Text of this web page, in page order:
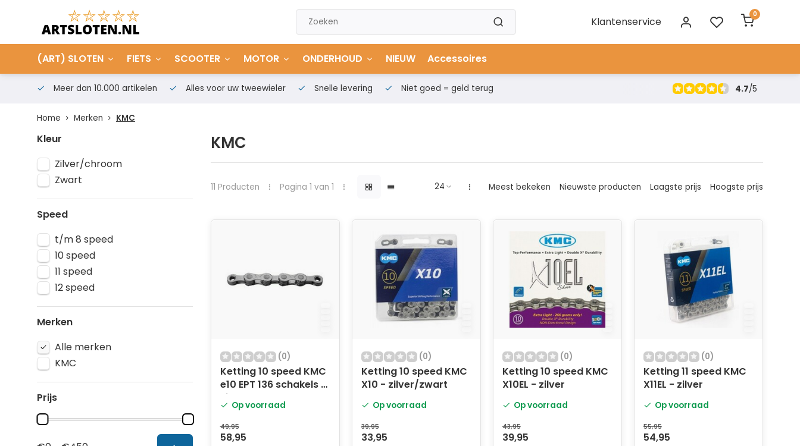
Klantenservice
0
(ART) SLOTEN FIETS SCOOTER MOTOR ONDERHOUD NIEUW Accessoires
Meer dan 10.000 artikelen Alles voor uw tweewieler Snelle levering Niet goed = geld terug 4.7/5
Home Merken KMC
Kleur
Zilver/chroom
Zwart
Speed
t/m 8 speed
10 speed
11 speed
12 speed
Merken
Alle merken
KMC
Prijs
KMC
11 Producten Pagina 1 van 1 Meest bekeken Nieuwste producten Laagste prijs Hoogste prijs
(0)
Ketting 10 speed KMC
e10 EPT 136 schakels -
zilver
Op voorraad
49,95
58,95
(0)
Ketting 10 speed KMC
X10 - zilver/zwart
Op voorraad
39,95
33,95
(0)
Ketting 10 speed KMC
X10EL - zilver
Op voorraad
43,95
39,95
(0)
Ketting 11 speed KMC
X11EL - zilver
Op voorraad
55,95
54,95